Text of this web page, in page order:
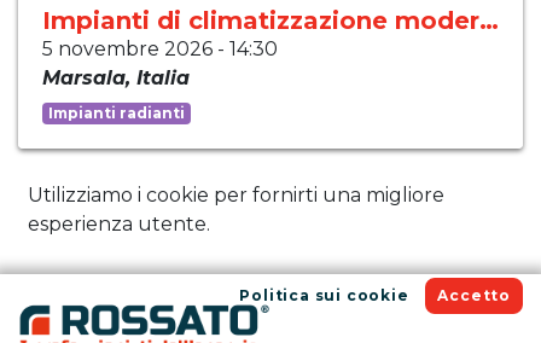
Impianti di climatizzazione moderni
5 novembre 2026 - 14:30
Marsala, Italia
Impianti radianti
Utilizziamo i cookie per fornirti una migliore
esperienza utente.
Politica sui cookie Accetto